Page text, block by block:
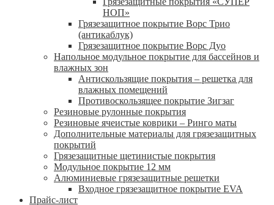
НОП»
Грязезащитное покрытие Ворс Трио
(антикаблук)
Грязезащитное покрытие Ворс Дуо
Напольное модульное покрытие для бассейнов и
влажных зон
Антискользящие покрытия – решетка для
влажных помещений
Противоскользящее покрытие Зигзаг
Резиновые рулонные покрытия
Резиновые ячеистые коврики – Ринго маты
Дополнительные материалы для грязезащитных
покрытий
Грязезащитные щетинистые покрытия
Модульное покрытие 12 мм
Алюминиевые грязезащитные решетки
Входное грязезащитное покрытие EVA
Прайс-лист